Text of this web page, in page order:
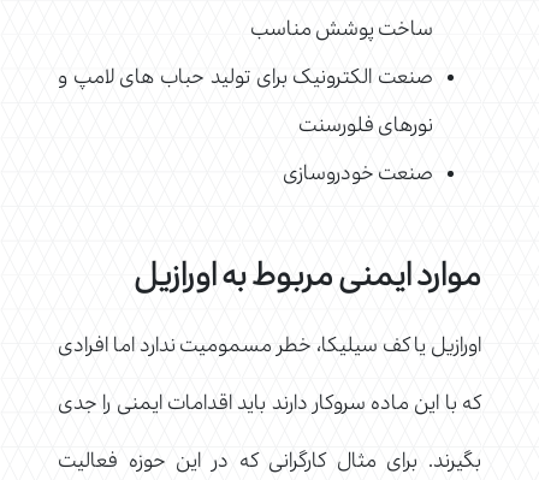
ساخت پوشش مناسب
صنعت الکترونیک برای تولید حباب های لامپ و
نورهای فلورسنت
صنعت خودروسازی
موارد ایمنی مربوط به اورازیل
اورازیل یا کف سیلیکا، خطر مسمومیت ندارد اما افرادی
که با این ماده سروکار دارند باید اقدامات ایمنی را جدی
بگیرند. برای مثال کارگرانی که در این حوزه فعالیت